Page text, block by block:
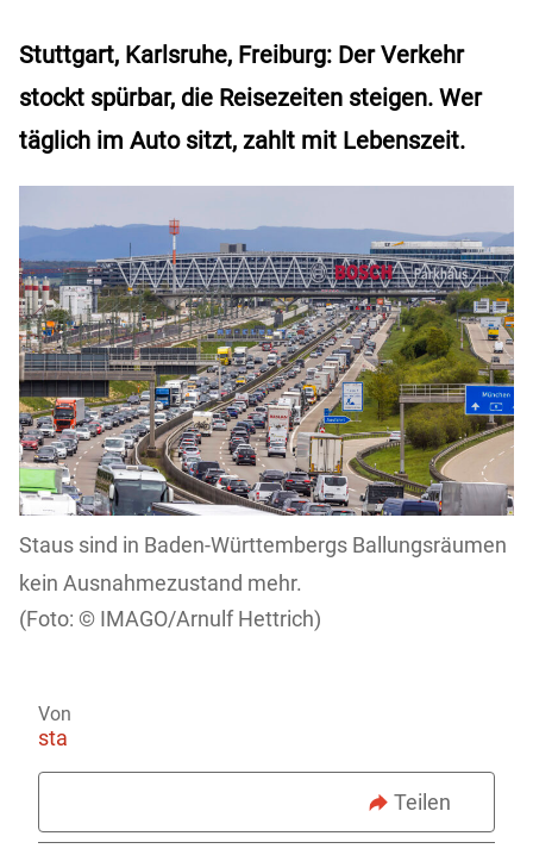
Stuttgart, Karlsruhe, Freiburg: Der Verkehr
stockt spürbar, die Reisezeiten steigen. Wer
täglich im Auto sitzt, zahlt mit Lebenszeit.
Staus sind in Baden-Württembergs Ballungsräumen
kein Ausnahmezustand mehr.
IMAGO/Arnulf Hettrich)
Von
sta
Teilen